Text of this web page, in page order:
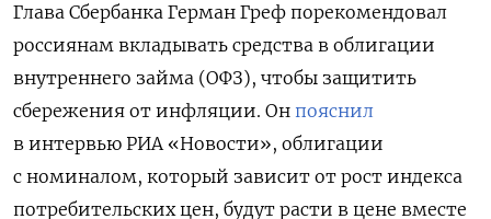
Глава Сбербанка Герман Греф порекомендовал
россиянам вкладывать средства в облигации
внутреннего займа (ОФЗ), чтобы защитить
сбережения от инфляции. Он пояснил
в интервью РИА «Новости», облигации
с номиналом, который зависит от рост индекса
потребительских цен, будут расти в цене вместе